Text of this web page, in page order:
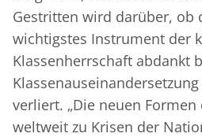
Gestritten wird darüber, ob
wichtigstes Instrument der
Klassenherrschaft abdankt
verliert. „Die neuen
weltweit zu Krisen der